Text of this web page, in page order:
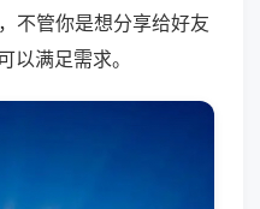
不管你是想分享给好友
以满足需求。